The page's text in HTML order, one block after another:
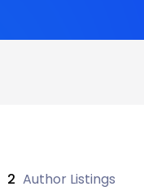
2 Author Listings